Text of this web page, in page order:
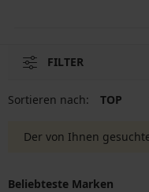
FILTER
Sortieren nach: TOP
Der von Ihnen
Beliebteste Marken